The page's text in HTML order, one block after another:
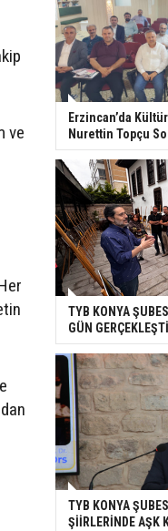
ve
Erzincan’da
Nurettin Topçu
TYB KONYA
GÜN GERÇEKLEŞTİ
TYB KONYA
ŞİİRLERİNDE AŞK